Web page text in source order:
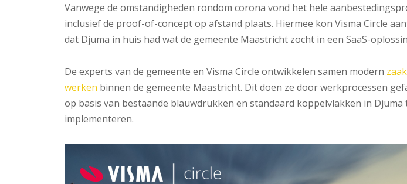
Vanwege de omstandigheden rondom corona vond het hele
inclusief de proof-of-concept op afstand plaats. Hiermee kon Visma Circle
dat Djuma in huis had wat de gemeente Maastricht zocht in een SaaS-
De experts van de gemeente en Visma Circle ontwikkelen samen modern
werken binnen de gemeente Maastricht. Dit doen ze door werkprocessen
op basis van bestaande blauwdrukken en standaard koppelvlakken in Djuma
implementeren.